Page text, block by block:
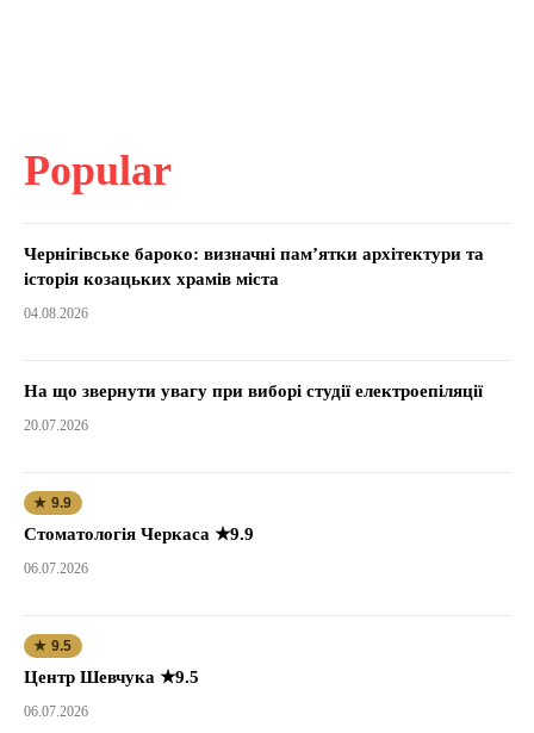
Popular
Чернігівське бароко: визначні пам’ятки архітектури та
історія козацьких храмів міста
04.08.2026
На що звернути увагу при виборі студії електроепіляції
20.07.2026
★ 9.9
Стоматологія Черкаса ★9.9
06.07.2026
★ 9.5
Центр Шевчука ★9.5
06.07.2026